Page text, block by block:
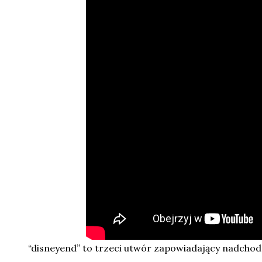
“disneyend” to trzeci utwór zapowiadający